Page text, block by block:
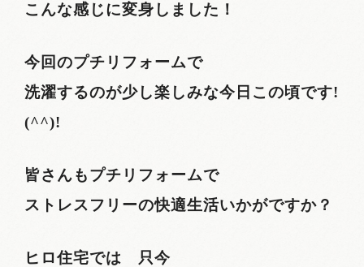
こんな感じに変身しました！
今回のプチリフォームで
洗濯するのが少し楽しみな今日この頃です!
(^^)!
皆さんもプチリフォームで
ストレスフリーの快適生活いかがですか？
ヒロ住宅では 只今